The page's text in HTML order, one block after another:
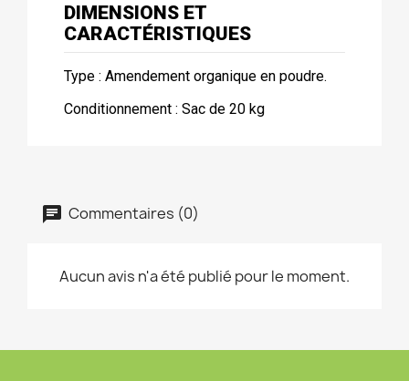
DIMENSIONS ET
CARACTÉRISTIQUES
Type : Amendement organique en poudre.
Conditionnement : Sac de 20 kg
Commentaires (0)
Aucun avis n'a été publié pour le moment.